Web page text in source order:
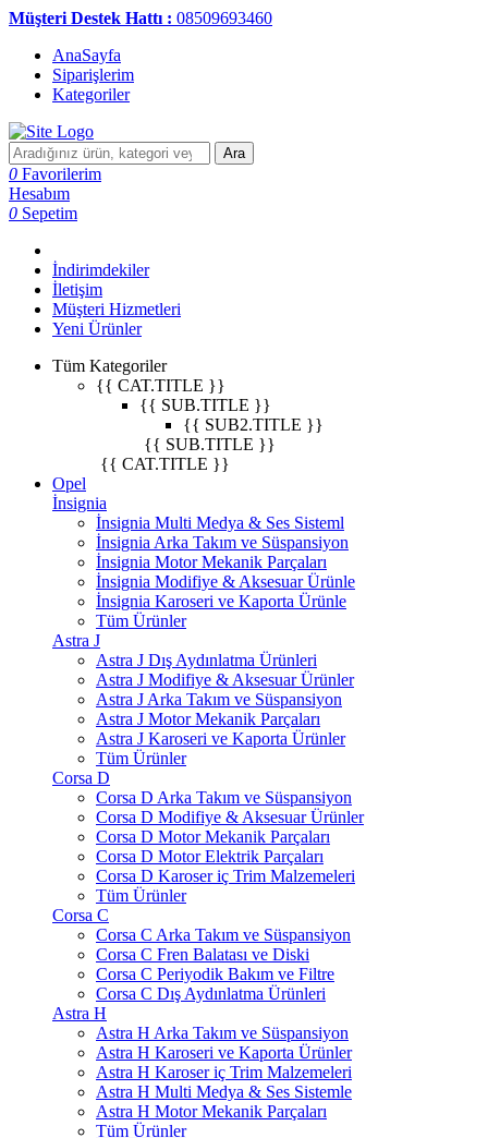
Müşteri Destek Hattı : 08509693460
AnaSayfa
Siparişlerim
Kategoriler
Ara
0 Favorilerim
Hesabım
0 Sepetim
İndirimdekiler
İletişim
Müşteri Hizmetleri
Yeni Ürünler
Tüm Kategoriler
{{ CAT.TITLE }}
{{ SUB.TITLE }}
{{ SUB2.TITLE }}
{{ SUB.TITLE }}
{{ CAT.TITLE }}
Opel
İnsignia
İnsignia Multi Medya & Ses Sisteml
İnsignia Arka Takım ve Süspansiyon
İnsignia Motor Mekanik Parçaları
İnsignia Modifiye & Aksesuar Ürünle
İnsignia Karoseri ve Kaporta Ürünle
Tüm Ürünler
Astra J
Astra J Dış Aydınlatma Ürünleri
Astra J Modifiye & Aksesuar Ürünler
Astra J Arka Takım ve Süspansiyon
Astra J Motor Mekanik Parçaları
Astra J Karoseri ve Kaporta Ürünler
Tüm Ürünler
Corsa D
Corsa D Arka Takım ve Süspansiyon
Corsa D Modifiye & Aksesuar Ürünler
Corsa D Motor Mekanik Parçaları
Corsa D Motor Elektrik Parçaları
Corsa D Karoser iç Trim Malzemeleri
Tüm Ürünler
Corsa C
Corsa C Arka Takım ve Süspansiyon
Corsa C Fren Balatası ve Diski
Corsa C Periyodik Bakım ve Filtre
Corsa C Dış Aydınlatma Ürünleri
Astra H
Astra H Arka Takım ve Süspansiyon
Astra H Karoseri ve Kaporta Ürünler
Astra H Karoser iç Trim Malzemeleri
Astra H Multi Medya & Ses Sistemle
Astra H Motor Mekanik Parçaları
Tüm Ürünler